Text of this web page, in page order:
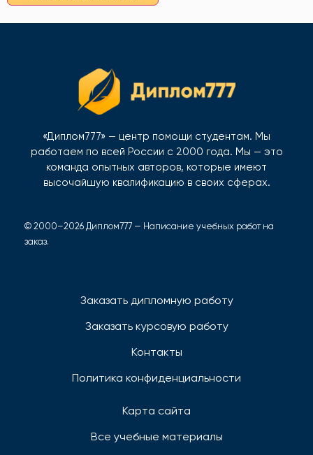
«Диплом777» — центр помощи студентам. Мы
работаем по всей России с 2000 года. Мы — это
команда опытных авторов, которые имеют
высочайшую квалификацию в своих сферах.
© 2000–2026 Диплом777 — Написание учебных работ на
заказ.
Заказать дипломную работу
Заказать курсовую работу
Контакты
Политика конфиденциальности
Карта сайта
Все учебные материалы